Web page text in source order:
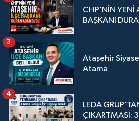
CHP’NİN YENİ
BAŞKANI
Ataşehir
Atama
3
LEDA
ÇIKARTMASI:
4